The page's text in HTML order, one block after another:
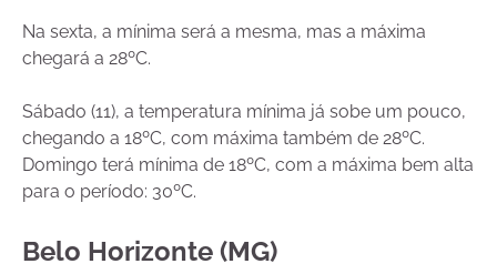
Na sexta, a mínima será a mesma, mas a máxima
chegará a 28ºC.
Sábado (11), a temperatura mínima já sobe um pouco,
chegando a 18ºC, com máxima também de 28ºC.
Domingo terá mínima de 18ºC, com a máxima bem alta
para o período: 30ºC.
Belo Horizonte (MG)